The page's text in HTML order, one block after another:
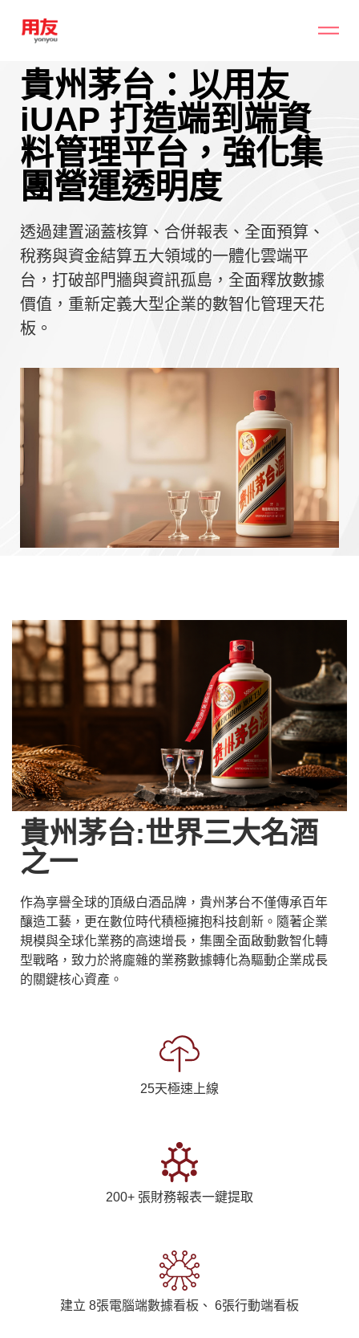
貴州茅台：以用友
iUAP 打造端到端資
料管理平台，強化集
團營運透明度
透過建置涵蓋核算、合併報表、全面預算、
稅務與資金結算五大領域的一體化雲端平
台，打破部門牆與資訊孤島，全面釋放數據
價值，重新定義大型企業的數智化管理天花
板。
貴州茅台:世界三大名酒
之一
作為享譽全球的頂級白酒品牌，貴州茅台不僅傳承百年
釀造工藝，更在數位時代積極擁抱科技創新。隨著企業
規模與全球化業務的高速增長，集團全面啟動數智化轉
型戰略，致力於將龐雜的業務數據轉化為驅動企業成長
的關鍵核心資產。
25天極速上線
200+ 張財務報表一鍵提取
建立 8張電腦端數據看板、 6張行動端看板